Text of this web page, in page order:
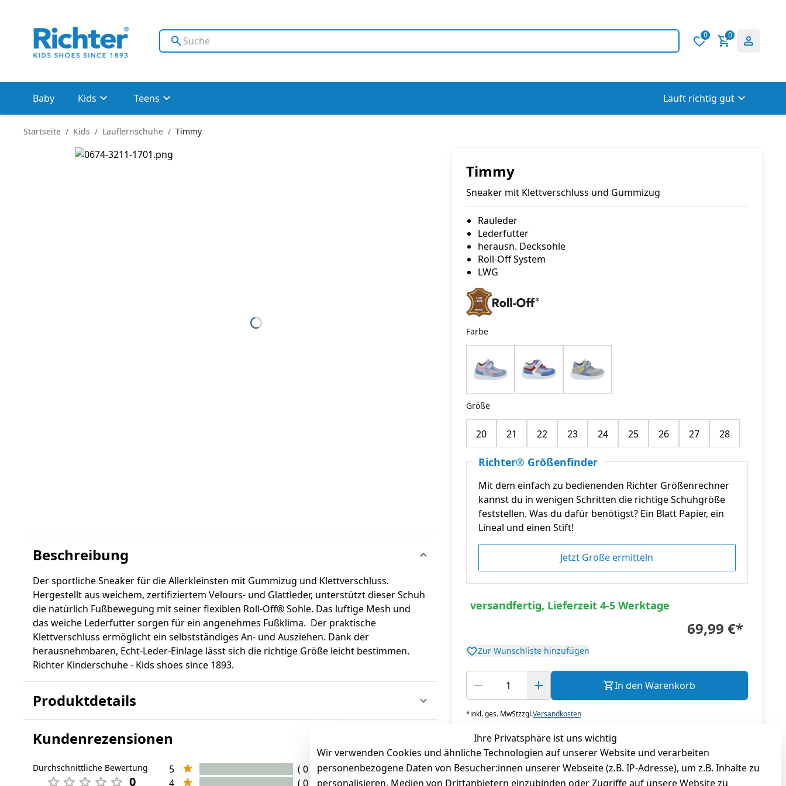
0 0
Baby Kids Teens Läuft richtig gut
Startseite Kids Lauflernschuhe Timmy
Timmy
Sneaker mit Klettverschluss und Gummizug
Rauleder
Lederfutter
herausn. Decksohle
Roll-Off System
LWG
Farbe
Größe
20 21 22 23 24 25 26 27 28
Richter® Größenfinder
Mit dem einfach zu bedienenden Richter Größenrechner
kannst du in wenigen Schritten die richtige Schuhgröße
feststellen. Was du dafür benötigst? Ein Blatt Papier, ein
Lineal und einen Stift!
Jetzt Größe ermitteln
versandfertig, Lieferzeit 4-5 Werktage
69,99 €*
Zur Wunschliste hinzufügen
In den Warenkorb
*inkl. ges. MwStzzgl.Versandkosten
Beschreibung
Der sportliche Sneaker für die Allerkleinsten mit Gummizug und Klettverschluss.
Hergestellt aus weichem, zertifiziertem Velours- und Glattleder, unterstützt dieser Schuh
die natürlich Fußbewegung mit seiner flexiblen Roll-Off® Sohle. Das luftige Mesh und
das weiche Lederfutter sorgen für ein angenehmes Fußklima. Der praktische
Klettverschluss ermöglicht ein selbstständiges An- und Ausziehen. Dank der
herausnehmbaren, Echt-Leder-Einlage lässt sich die richtige Größe leicht bestimmen.
Richter Kinderschuhe - Kids shoes since 1893.
Produktdetails
Kundenrezensionen
Durchschnittliche Bewertung
0
5
( 0 )
4
( 0 )
Ihre Privatsphäre ist uns wichtig
Wir verwenden Cookies und ähnliche Technologien auf unserer Website und verarbeiten
personenbezogene Daten von Besucher:innen unserer Webseite (z.B. IP-Adresse), um z.B. Inhalte zu
personalisieren, Medien von Drittanbietern einzubinden oder Zugriffe auf unsere Website zu